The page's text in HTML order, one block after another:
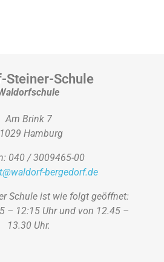
Steiner-Schule
Am Brink 7
Hamburg
040 / 3009465-00
bergedorf.de
Schule ist wie folgt geöffnet:
– 12:15 Uhr und von 12.45 –
13.30 Uhr.